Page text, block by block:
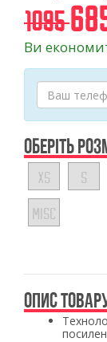
1095
Ви
ОБЕРІТЬ
XS S
MISC
ОПИС